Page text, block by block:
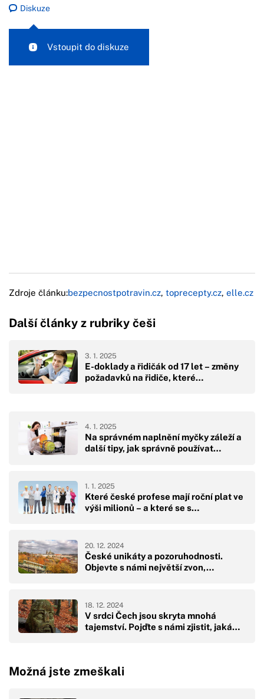
Diskuze
Vstoupit do diskuze
Zdroje článku:bezpecnostpotravin.cz, toprecepty.cz, elle.cz
Další články z rubriky češi
E-doklady a řidičák od 17 let – změny
požadavků na řidiče, které…
3. 1. 2025
Na správném naplnění myčky záleží a
další tipy, jak správně používat…
4. 1. 2025
Které české profese mají roční plat ve
výši milionů – a které se s…
1. 1. 2025
České unikáty a pozoruhodnosti.
Objevte s námi největší zvon,…
20. 12. 2024
V srdci Čech jsou skryta mnohá
tajemství. Pojďte s námi zjistit, jaká…
18. 12. 2024
Možná jste zmeškali